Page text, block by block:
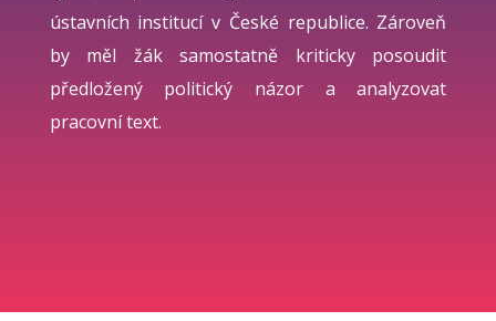
ústavních institucí v České republice. Zároveň
by měl žák samostatně kriticky posoudit
předložený politický názor a analyzovat
pracovní text.